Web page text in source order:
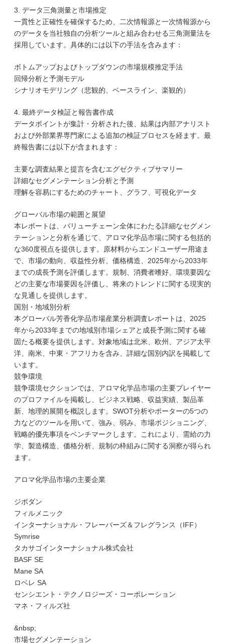
3. データ三角測量と市場推定
一貫性と正確性を確保するため、二次情報源と一次情報源から
のデータを当社独自の分析ツールと組み合わせる三角測量法を
採用しています。具体的には以下の手法を含みます：
ボトムアップおよびトップダウンの市場規模推定手法
回帰分析と予測モデル
シナリオモデリング（悲観的、ベースライン、楽観的）
4. 最終データ検証と報告書作成
データポイントが集計・分析された後、結果は内部アナリスト
および外部業界専門家による追加の検証プロセスを経ます。最
終報告書には以下が含まれます：
主要な調査結果と提言を含むエグゼクティブサマリー
詳細なセグメンテーション分析と予測
理解を容易にするためのチャート、グラフ、可視化データ
グローバル市場の範囲と展望
本レポートは、バリューチェーン全体にわたる詳細なセグメン
テーションと分析を通じて、アロマ化学品市場に関する包括的
な360度視点を提供します。原材料からエンドユーザー用途ま
で、市場の動向、収益性分析、価格構造、2025年から2033年
までの成長予測を評価します。規制、消費者嗜好、環境要因な
どの主要な市場要因を評価し、将来のトレンドに関する現実的
な見通しを提供します。
国別・地域別分析
本グローバル芳香化学品市場産業分析調査レポートは、2025
年から2033年までの地域別市場シェアと成長予測に関する確
固たる概要を提供します。対象地域は北米、欧州、アジア太平
洋、南米、中東・アフリカを含み、詳細な国別内訳を掲載して
います。
競争環境
競争環境セクションでは、アロマ化学品市場の主要プレイヤー
のプロファイルを掲載し、ビジネス戦略、収益実績、製品革
新、地理的展開を概説します。SWOT分析やポーターの5つの
力などのツールを用いて、強み、弱み、市場ポジショニング、
戦略的優先事項をベンチマークします。これにより、需給の力
学、製造構造、価格分析、規制の枠組みに関する洞察が得られ
ます。
アロマ化学品市場の主要企業
ジボダン
フィルメニック
インターナショナル・フレーバーズ＆フレグランス（IFF）
Symrise
タカサゴインターナショナル株式会社
BASF SE
Mane SA
ロベレ SA
センシエント・テクノロジーズ・コーポレーション
マネ・フィルズ社
&nbsp;
市場セグメンテーション